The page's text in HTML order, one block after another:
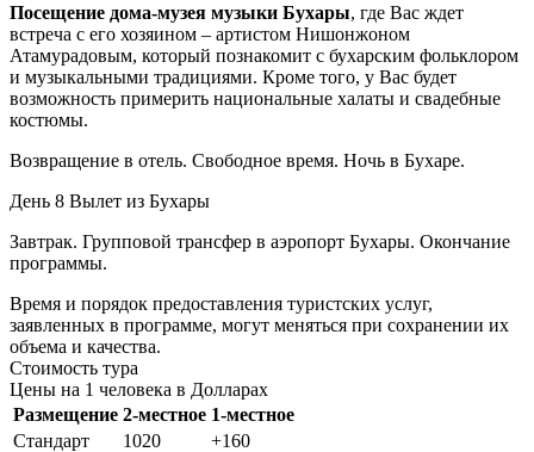
Посещение дома-музея музыки Бухары, где Вас ждет
встреча с его хозяином – артистом Нишонжоном
Атамурадовым, который познакомит с бухарским фольклором
и музыкальными традициями. Кроме того, у Вас будет
возможность примерить национальные халаты и свадебные
костюмы.
Возвращение в отель. Свободное время. Ночь в Бухаре.
День 8 Вылет из Бухары
Завтрак. Групповой трансфер в аэропорт Бухары. Окончание
программы.
Время и порядок предоставления туристских услуг,
заявленных в программе, могут меняться при сохранении их
объема и качества.
Стоимость тура
Цены на 1 человека в Долларах
Размещение 2-местное 1-местное
Стандарт
1020
+160